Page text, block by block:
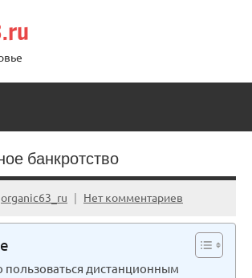
банкротство
organic63_ru Нет комментариев
пользоваться дистанционным